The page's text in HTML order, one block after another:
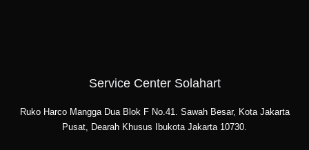
Service Center Solahart
Ruko Harco Mangga Dua Blok F No.41. Sawah Besar, Kota Jakarta
Pusat, Dearah Khusus Ibukota Jakarta 10730.